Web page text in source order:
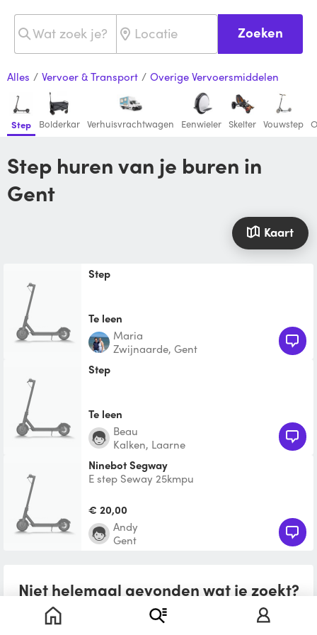
Zoeken
Alles / Vervoer & Transport / Overige Vervoersmiddelen
Step Bolderkar Verhuisvrachtwagen Eenwieler Skelter Vouwstep
Step huren van je buren in
Gent
Kaart
Step
Te leen
Maria
Zwijnaarde, Gent
Step
Te leen
Beau
Kalken, Laarne
Ninebot Segway
E step Seway 25kmpu
€ 20,00
andy
Gent
Niet helemaal gevonden wat je zoekt?